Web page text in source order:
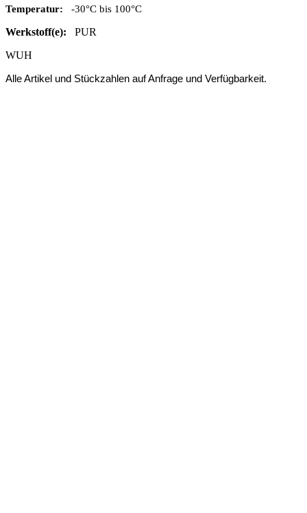
Temperatur: -30°C bis 100°C
Werkstoff(e): PUR
WUH
Alle Artikel und Stückzahlen auf Anfrage und Verfügbarkeit.